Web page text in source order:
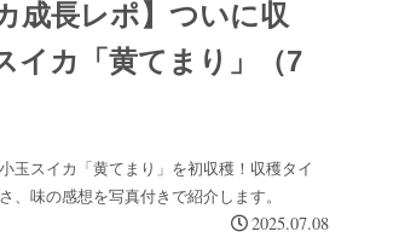
成長レポ】ついに収
イカ「黄てまり」（7
玉スイカ「黄てまり」を初収穫！収穫タイ
、味の感想を写真付きで紹介します。
2025.07.08